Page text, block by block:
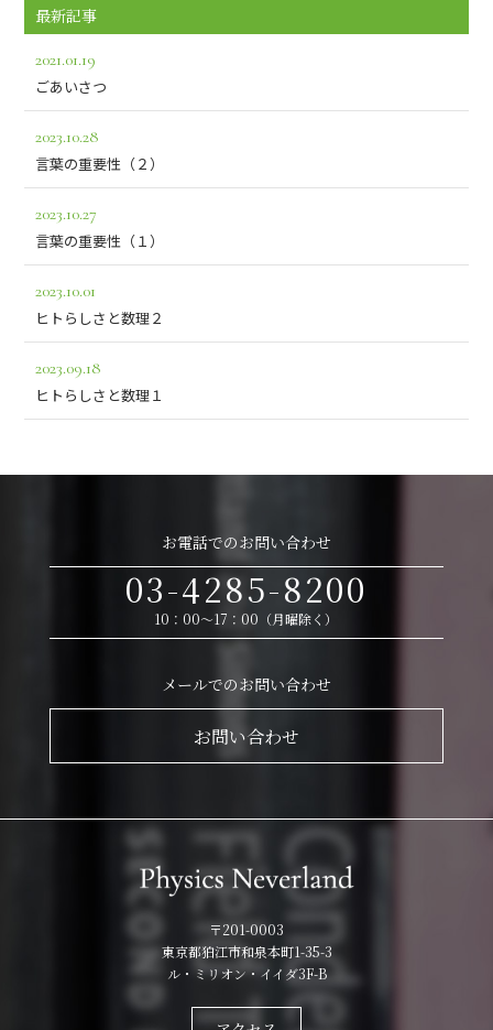
最新記事
2021.01.19
ごあいさつ
2023.10.28
言葉の重要性（２）
2023.10.27
言葉の重要性（１）
2023.10.01
ヒトらしさと数理２
2023.09.18
ヒトらしさと数理１
お電話でのお問い合わせ
03-4285-8200
10：00～17：00（月曜除く）
メールでのお問い合わせ
お問い合わせ
〒201-0003
東京都狛江市和泉本町1-35-3
ル・ミリオン・イイダ3F-B